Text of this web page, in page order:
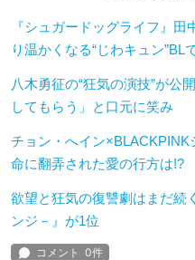
『シュガードッグライフ』
り温かくなる“じわキュン”BL
八木勇征の“狂気の演技”が公
してもらう」と口元に笑み
チョン・へイン
命に翻弄された愛の行方は!?
欲望と狂気の復讐劇はまだ続
ンジ－』が1位